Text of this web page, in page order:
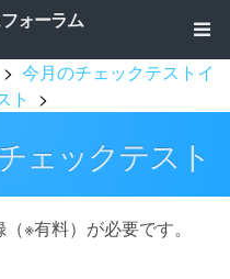
ォーラム
> 今月のチェックテストイ
ト >
ェックテスト
※有料）が必要です。